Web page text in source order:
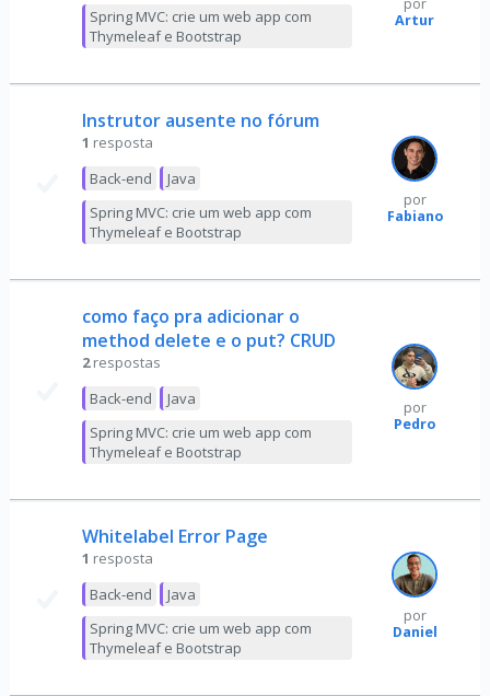
Spring MVC: crie um web app com
Thymeleaf e Bootstrap
por
Artur
Instrutor ausente no fórum
1 resposta
Back-end
Java
Spring MVC: crie um web app com
Thymeleaf e Bootstrap
por
Fabiano
como faço pra adicionar o
method delete e o put? CRUD
2 respostas
Back-end
Java
Spring MVC: crie um web app com
Thymeleaf e Bootstrap
por
Pedro
Whitelabel Error Page
1 resposta
Back-end
Java
Spring MVC: crie um web app com
Thymeleaf e Bootstrap
por
Daniel